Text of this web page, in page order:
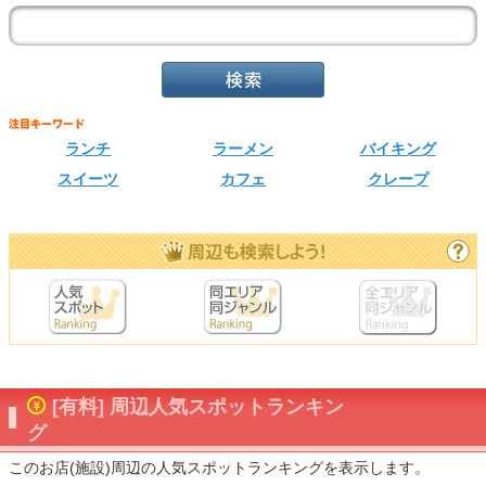
ランチ ラーメン
バイキング
スイーツ
カフェ クレープ
[有料] 周辺人気スポットランキン
グ
このお店(施設)周辺の人気スポットランキングを表示します。